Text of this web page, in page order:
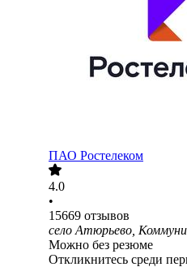
ПАО Ростелеком
4.0
•
15669 отзывов
село Атюрьево,
Можно без резюме
Откликнитесь среди